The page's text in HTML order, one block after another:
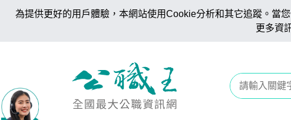
為提供更好的用戶體驗，本網站使用Cookie分析和其它追蹤。當
更多資
職/
就